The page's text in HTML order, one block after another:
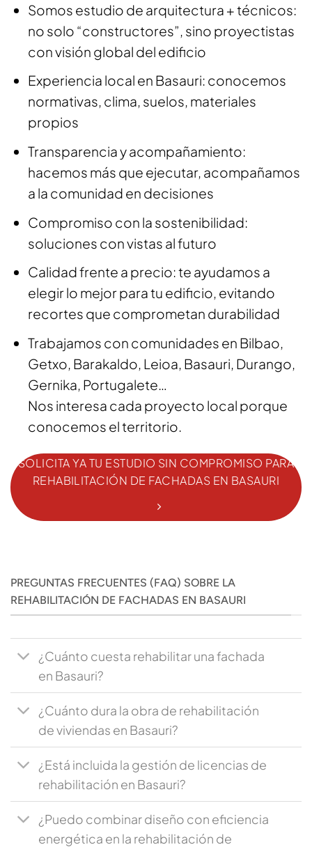
Somos estudio de arquitectura + técnicos:
no solo “constructores”, sino proyectistas
con visión global del edificio
Experiencia local en Basauri: conocemos
normativas, clima, suelos, materiales
propios
Transparencia y acompañamiento:
hacemos más que ejecutar, acompañamos
a la comunidad en decisiones
Compromiso con la sostenibilidad:
soluciones con vistas al futuro
Calidad frente a precio: te ayudamos a
elegir lo mejor para tu edificio, evitando
recortes que comprometan durabilidad
Trabajamos con comunidades en Bilbao,
Getxo, Barakaldo, Leioa, Basauri, Durango,
Gernika, Portugalete…
Nos interesa cada proyecto local porque
conocemos el territorio.
SOLICITA YA TU ESTUDIO SIN COMPROMISO PARA
REHABILITACIÓN DE FACHADAS EN BASAURI
PREGUNTAS FRECUENTES (FAQ) SOBRE LA
REHABILITACIÓN DE FACHADAS EN BASAURI
¿Cuánto cuesta rehabilitar una fachada
en Basauri?
¿Cuánto dura la obra de rehabilitación
de viviendas en Basauri?
¿Está incluida la gestión de licencias de
rehabilitación en Basauri?
¿Puedo combinar diseño con eficiencia
energética en la rehabilitación de